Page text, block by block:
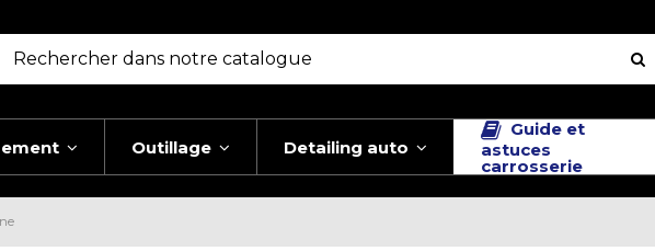
Outillage Detailing auto
Guide et
astuces
carrosserie